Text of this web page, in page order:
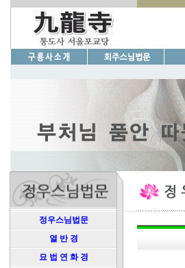
정우스님법문
열 반 경
묘 법 연 화 경